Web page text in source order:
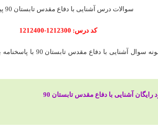
سوالات درس آشنایی با دفاع مقدس تابستان 90 پیام نور
کد درس: 1212300-1212400
رایگان آشنایی با دفاع مقدس تابستان 90